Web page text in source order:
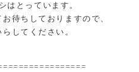
はとっています。
待ちしておりますので、
してください。